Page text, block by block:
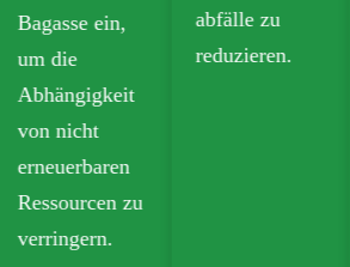
Bagasse ein,
um die
Abhängigkeit
von nicht
erneuerbaren
Ressourcen zu
verringern.
abfälle zu
reduzieren.